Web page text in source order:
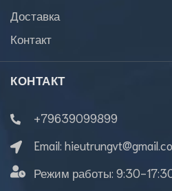
Доставка
Контакт
КОНТАКТ
+79639099899
Email:
Режим работы: 9:30-